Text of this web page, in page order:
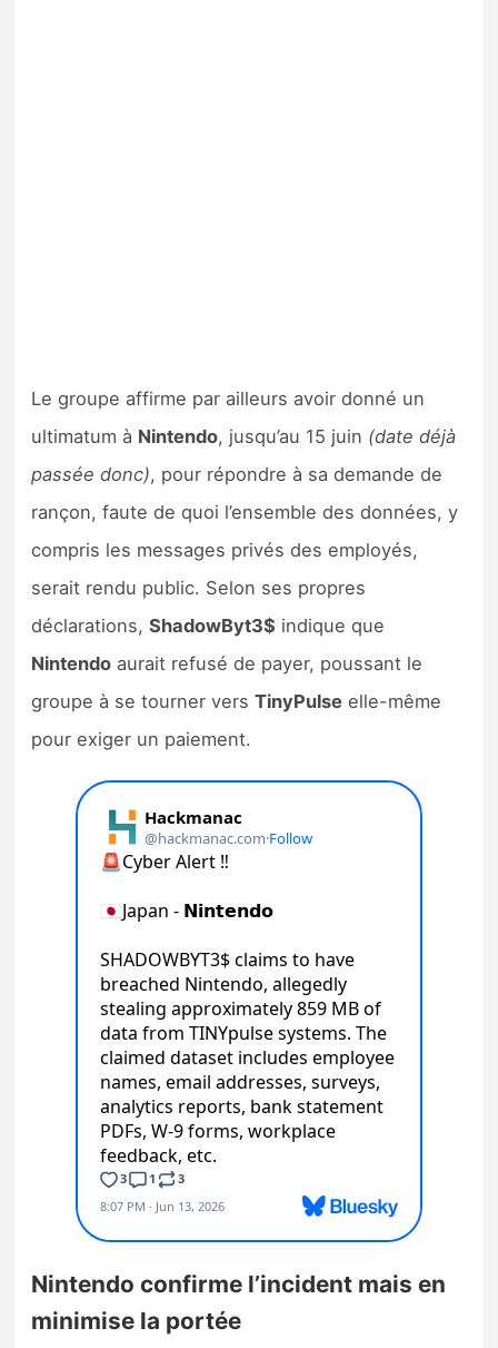
Le groupe affirme par ailleurs avoir donné un
ultimatum à Nintendo, jusqu’au 15 juin (date déjà
passée donc), pour répondre à sa demande de
rançon, faute de quoi l’ensemble des données, y
compris les messages privés des employés,
serait rendu public. Selon ses propres
déclarations,ShadowByt3$ indique que
Nintendo aurait refusé de payer, poussant le
groupe à se tourner versTinyPulse elle-même
pour exiger un paiement.
Nintendo confirme l’incident mais en
minimise la portée